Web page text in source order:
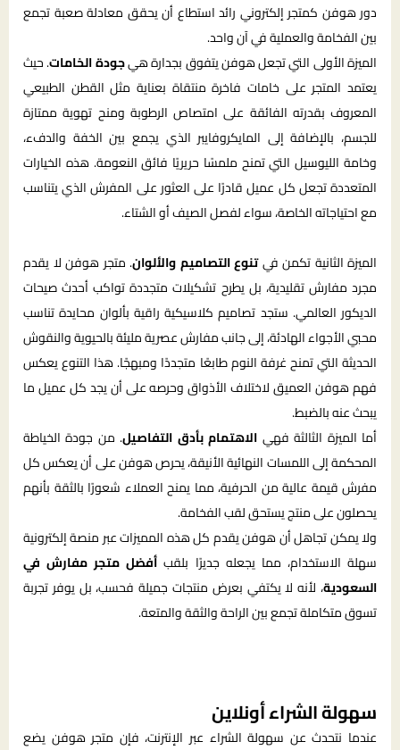
دور هوفن كمتجر إلكتروني رائد استطاع أن يحقق معادلة صعبة تجمع
بين الفخامة والعملية في آن واحد.
الميزة الأولى التي تجعل هوفن يتفوق بجدارة هيجودة الخامات. حيث
يعتمد المتجر على خامات فاخرة منتقاة بعناية مثل القطن الطبيعي
المعروف بقدرته الفائقة على امتصاص الرطوبة ومنح تهوية ممتازة
للجسم، بالإضافة إلى المايكروفايبر الذي يجمع بين الخفة والدفء،
وخامة الليوسيل التي تمنح ملمسًا حريريًا فائق النعومة. هذه الخيارات
المتعددة تجعل كل عميل قادرًا على العثور على المفرش الذي يتناسب
مع احتياجاته الخاصة، سواء لفصل الصيف أو الشتاء.
الميزة الثانية تكمن فيتنوع التصاميم والألوان. متجر هوفن لا يقدم
مجرد مفارش تقليدية، بل يطرح تشكيلات متجددة تواكب أحدث صيحات
الديكور العالمي. ستجد تصاميم كلاسيكية راقية بألوان محايدة تناسب
محبي الأجواء الهادئة، إلى جانب مفارش عصرية مليئة بالحيوية والنقوش
الحديثة التي تمنح غرفة النوم طابعًا متجددًا ومبهجًا. هذا التنوع يعكس
فهم هوفن العميق لاختلاف الأذواق وحرصه على أن يجد كل عميل ما
يبحث عنه بالضبط.
أما الميزة الثالثة فهي الاهتمام بأدق التفاصيل. من جودة الخياطة
المحكمة إلى اللمسات النهائية الأنيقة، يحرص هوفن على أن يعكس كل
مفرش قيمة عالية من الحرفية، مما يمنح العملاء شعورًا بالثقة بأنهم
يحصلون على منتج يستحق لقب الفخامة.
ولا يمكن تجاهل أن هوفن يقدم كل هذه المميزات عبر منصة إلكترونية
سهلة الاستخدام، مما يجعله جديرًا بلقب أفضل متجر مفارش في
السعودية، لأنه لا يكتفي بعرض منتجات جميلة فحسب، بل يوفر تجربة
تسوق متكاملة تجمع بين الراحة والثقة والمتعة.
سهولة الشراء أونلاين
عندما نتحدث عن سهولة الشراء عبر الإنترنت، فإن متجر هوفن يضع